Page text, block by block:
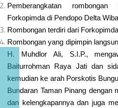
Pemberangkatan
Forkopimda di Pendopo Delta
Rombongan terdiri dari
Rombongan yang dipimpin
H. Muhdlor Ali, S.I.P.,
Baiturrohman Raya Jati dan
kemudian ke arah Porskotis
Bundaran Taman Pinang dengan
dan kelengkapannya dan juga